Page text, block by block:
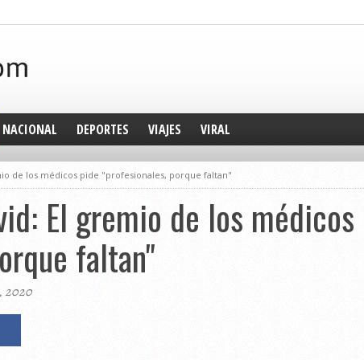
NACIONAL DEPORTES VIAJES VIRAL
de los médicos pide "profesionales, porque faltan"
El gremio de los
faltan"
2020